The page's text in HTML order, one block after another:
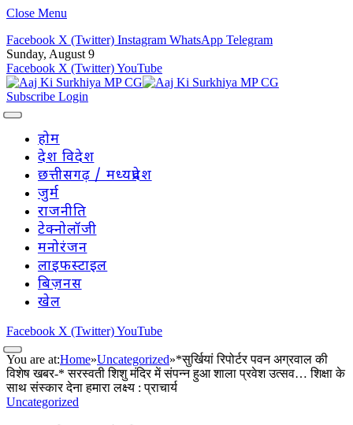
Close Menu
Facebook X (Twitter) Instagram WhatsApp Telegram
Sunday, August 9
Facebook X (Twitter)YouTube
Subscribe Login
होम
देश विदेश
छत्तीसगढ़ / मध्यप्रदेश
जुर्म
राजनीति
टेक्नोलॉजी
मनोरंजन
लाइफस्टाइल
बिज़नस
खेल
Facebook X (Twitter)YouTube
You are at:Home»Uncategorized»*सुर्खियां रिपोर्टर पवन अग्रवाल की
विशेष खबर-* सरस्वती शिशु मंदिर में संपन्न हुआ शाला प्रवेश उत्सव… शिक्षा के
साथ संस्कार देना हमारा लक्ष्य : प्राचार्य
Uncategorized